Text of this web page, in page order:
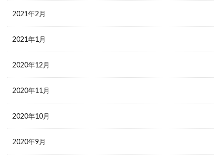
2021年2月
2021年1月
2020年12月
2020年11月
2020年10月
2020年9月